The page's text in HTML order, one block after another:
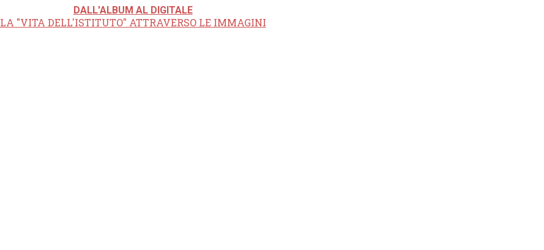
DALL'ALBUM AL DIGITALE
LA "VITA DELL'ISTITUTO" ATTRAVERSO LE IMMAGINI